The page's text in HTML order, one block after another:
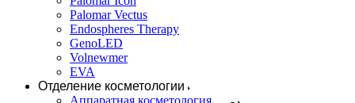
Palomar Vectus
Endospheres Therapy
GenoLED
Volnewmer
EVA
Отделение косметологии
Аппаратная косметология